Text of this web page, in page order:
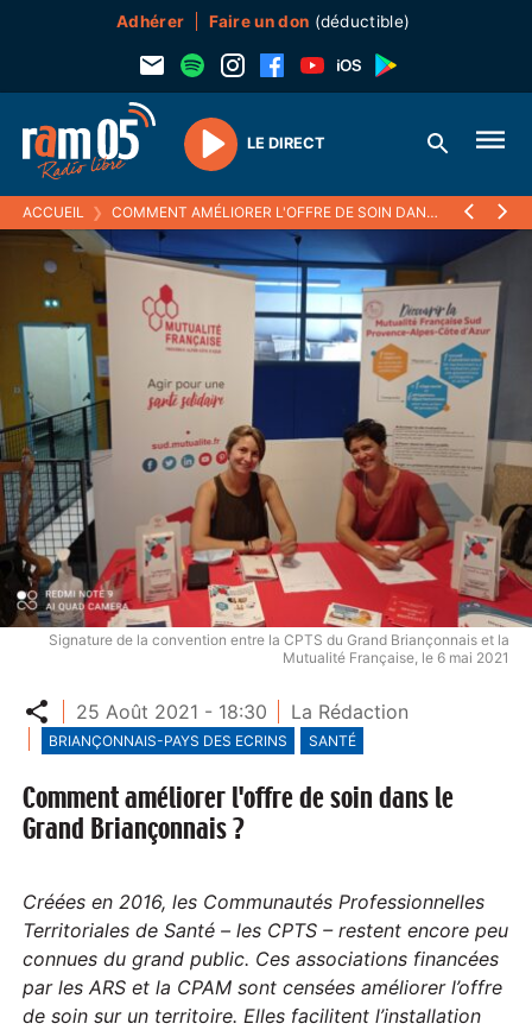
Adhérer Faire un don (déductible)
Play
LE DIRECT
ACCUEIL ❯ COMMENT AMÉLIORER L'OFFRE DE SOIN DANS LE GRAND BRIANÇONNAIS ?
Signature de la convention entre la CPTS du Grand Briançonnais et la
Mutualité Française, le 6 mai 2021
Partager
25 Août 2021 - 18:30 La Rédaction
BRIANÇONNAIS-PAYS DES ECRINS SANTÉ
Comment améliorer l'offre de soin dans le
Grand Briançonnais ?
Créées en 2016, les Communautés Professionnelles
Territoriales de Santé – les CPTS – restent encore peu
connues du grand public. Ces associations financées
par les ARS et la CPAM sont censées améliorer l’offre
de soin sur un territoire. Elles facilitent l’installation